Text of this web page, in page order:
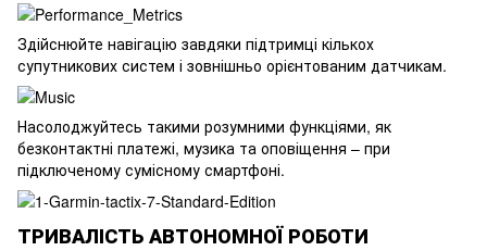
Здійснюйте навігацію завдяки підтримці кількох
супутникових систем і зовнішньо орієнтованим датчикам.
Насолоджуйтесь такими розумними функціями, як
безконтактні платежі, музика та оповіщення – при
підключеному сумісному смартфоні.
ТРИВАЛІСТЬ АВТОНОМНОЇ РОБОТИ